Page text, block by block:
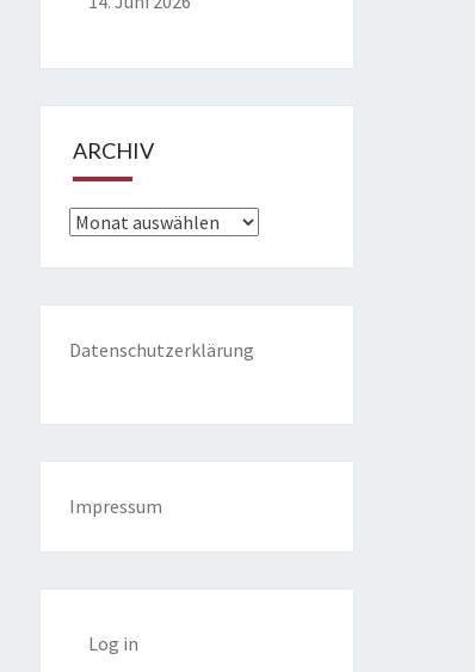
ARCHIV
Archiv
Datenschutzerklärung
Impressum
Log in